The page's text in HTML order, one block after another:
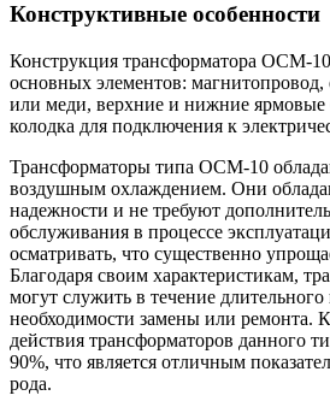
Конструктивные особенности
Конструкция трансформатора ОСМ-
основных элементов:
или меди, верхние и нижние ярмовые
колодка для подключения к
Трансформаторы типа ОСМ-10
воздушным охлаждением. Они
надежности и не требуют
обслуживания в процессе
осматривать, что существенно
Благодаря своим характеристикам,
могут служить в течение длительного
необходимости замены или ремонта.
действия трансформаторов данного
90%, что является отличным
рода.